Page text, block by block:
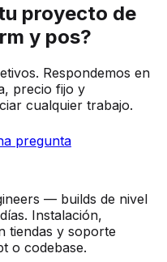
proyecto de
y pos?
Respondemos en
precio fijo y
cualquier trabajo.
pregunta
— builds de nivel
Instalación,
tiendas y soporte
o codebase.